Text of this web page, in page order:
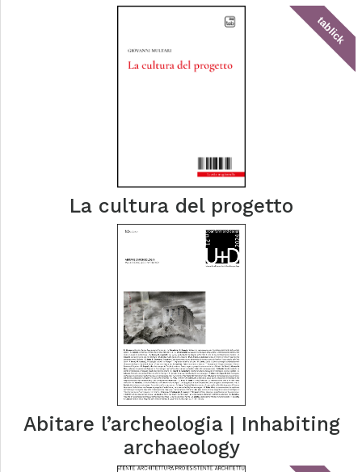
tablick
La cultura del progetto
Abitare l’archeologia | Inhabiting
archaeology